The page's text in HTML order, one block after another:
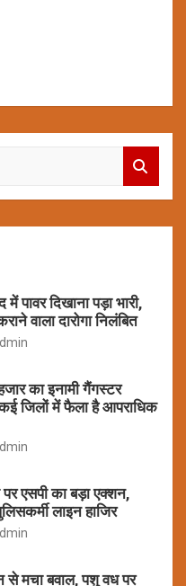
पावर दिखाना पड़ा भारी,
वाला दारोगा निलंबित
का इनामी गैंगस्टर
जिलों में फैला है आपराधिक
पर एसपी का बड़ा एक्शन,
लाइन हाजिर
से मचा बवाल, पशु वध पर